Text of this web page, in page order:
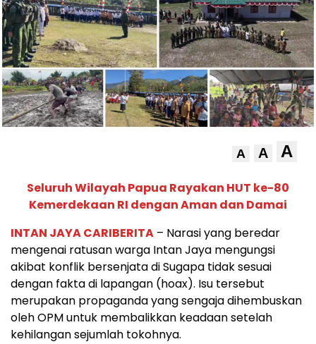
A A A
Seluruh Wilayah Papua Rayakan HUT ke-80
Kemerdekaan RI dengan Aman dan Damai
INTAN JAYA CARIBERITA – Narasi yang beredar
mengenai ratusan warga Intan Jaya mengungsi
akibat konflik bersenjata di Sugapa tidak sesuai
dengan fakta di lapangan (hoax). Isu tersebut
merupakan propaganda yang sengaja dihembuskan
oleh OPM untuk membalikkan keadaan setelah
kehilangan sejumlah tokohnya.